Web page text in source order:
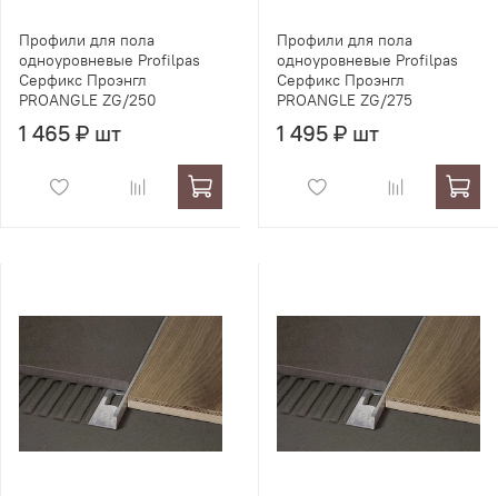
Профили для пола
одноуровневые Profilpas
Серфикс Проэнгл
PROANGLE ZG/250
1 465 ₽ шт
Профили для пола
одноуровневые Profilpas
Серфикс Проэнгл
PROANGLE ZG/275
1 495 ₽ шт